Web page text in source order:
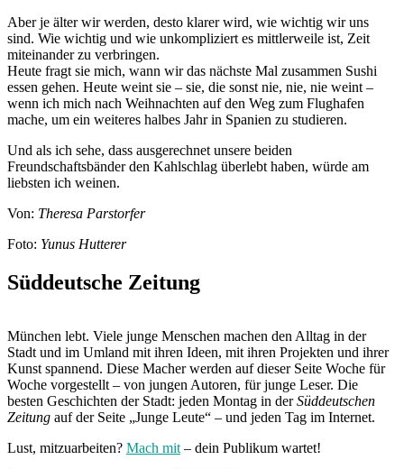
Aber je älter wir werden, desto klarer wird, wie wichtig wir uns
sind. Wie wichtig und wie unkompliziert es mittlerweile ist, Zeit
miteinander zu verbringen.
Heute fragt sie mich, wann wir das nächste Mal zusammen Sushi
essen gehen. Heute weint sie – sie, die sonst nie, nie, nie weint –
wenn ich mich nach Weihnachten auf den Weg zum Flughafen
mache, um ein weiteres halbes Jahr in Spanien zu studieren.
Und als ich sehe, dass ausgerechnet unsere beiden
Freundschaftsbänder den Kahlschlag überlebt haben, würde am
liebsten ich weinen.
Von: Theresa Parstorfer
Foto: Yunus Hutterer
Süddeutsche Zeitung
München lebt. Viele junge Menschen machen den Alltag in der
Stadt und im Umland mit ihren Ideen, mit ihren Projekten und ihrer
Kunst spannend. Diese Macher werden auf dieser Seite Woche für
Woche vorgestellt – von jungen Autoren, für junge Leser. Die
besten Geschichten der Stadt: jeden Montag in derSüddeutschen
Zeitung auf der Seite „Junge Leute“ – und jeden Tag im Internet.
Lust, mitzuarbeiten? Mach mit– dein Publikum wartet!